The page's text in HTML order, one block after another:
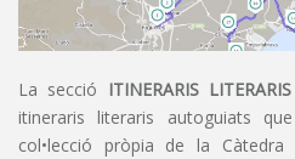
La secció ITINERARIS LITERARIS
itineraris literaris autoguiats
col•lecció pròpia de la